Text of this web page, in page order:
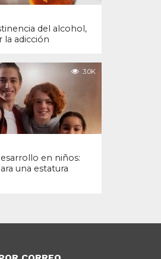
del alcohol,
la adicción
3.0K
en niños:
una estatura